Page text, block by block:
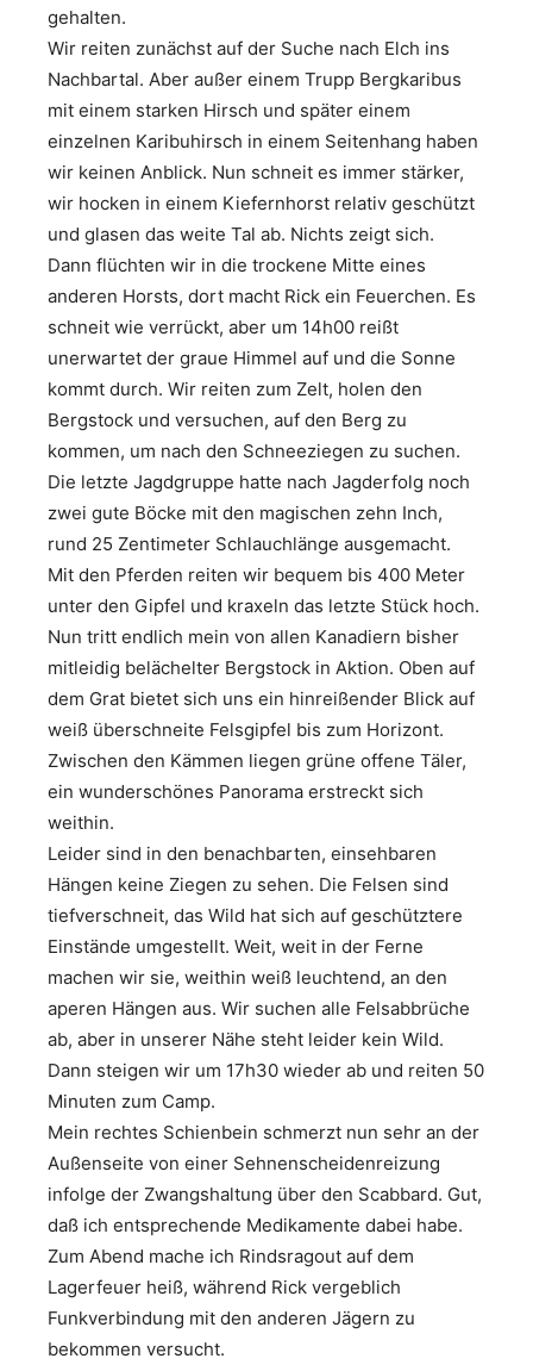
gehalten.
Wir reiten zunächst auf der Suche nach Elch ins
Nachbartal. Aber außer einem Trupp Bergkaribus
mit einem starken Hirsch und später einem
einzelnen Karibuhirsch in einem Seitenhang haben
wir keinen Anblick. Nun schneit es immer stärker,
wir hocken in einem Kiefernhorst relativ geschützt
und glasen das weite Tal ab. Nichts zeigt sich.
Dann flüchten wir in die trockene Mitte eines
anderen Horsts, dort macht Rick ein Feuerchen. Es
schneit wie verrückt, aber um 14h00 reißt
unerwartet der graue Himmel auf und die Sonne
kommt durch. Wir reiten zum Zelt, holen den
Bergstock und versuchen, auf den Berg zu
kommen, um nach den Schneeziegen zu suchen.
Die letzte Jagdgruppe hatte nach Jagderfolg noch
zwei gute Böcke mit den magischen zehn Inch,
rund 25 Zentimeter Schlauchlänge ausgemacht.
Mit den Pferden reiten wir bequem bis 400 Meter
unter den Gipfel und kraxeln das letzte Stück hoch.
Nun tritt endlich mein von allen Kanadiern bisher
mitleidig belächelter Bergstock in Aktion. Oben auf
dem Grat bietet sich uns ein hinreißender Blick auf
weiß überschneite Felsgipfel bis zum Horizont.
Zwischen den Kämmen liegen grüne offene Täler,
ein wunderschönes Panorama erstreckt sich
weithin.
Leider sind in den benachbarten, einsehbaren
Hängen keine Ziegen zu sehen. Die Felsen sind
tiefverschneit, das Wild hat sich auf geschütztere
Einstände umgestellt. Weit, weit in der Ferne
machen wir sie, weithin weiß leuchtend, an den
aperen Hängen aus. Wir suchen alle Felsabbrüche
ab, aber in unserer Nähe steht leider kein Wild.
Dann steigen wir um 17h30 wieder ab und reiten 50
Minuten zum Camp.
Mein rechtes Schienbein schmerzt nun sehr an der
Außenseite von einer Sehnenscheidenreizung
infolge der Zwangshaltung über den Scabbard. Gut,
daß ich entsprechende Medikamente dabei habe.
Zum Abend mache ich Rindsragout auf dem
Lagerfeuer heiß, während Rick vergeblich
Funkverbindung mit den anderen Jägern zu
bekommen versucht.